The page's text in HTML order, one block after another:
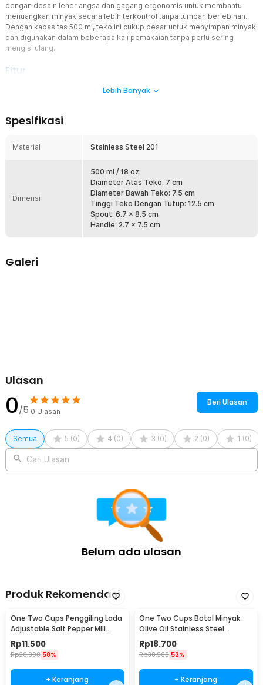
dengan desain leher angsa dan gagang ergonomis untuk membantu
menuangkan minyak secara lebih terkontrol tanpa tumpah berlebihan.
Dengan kapasitas 500 ml, teko ini cukup besar untuk menyimpan minyak
dan digunakan dalam beberapa kali pemakaian tanpa perlu sering
mengisi ulang.
Fitur
Tuang Minyak dengan Baik
Gagangnya dapat mendistribusikan beban secara merata,
secara terarah. Anda pun bisa mengatur banyaknya minyak yang
Kapasitas Lebih Banyak
Tidak perlu lagi berulang kali mengisi ulang minyak ke dalam teko.
Teko ini hadir dengan varian kapasitas yang cukup besar. Anda bisa
menyimpan banyak minyak di dalamnya untuk berulang kali proses
pada umumnya, Anda dapat menggunakan teko ini untuk menyeduh
Rincian yang Anda dapatkan untuk pembelian produk ini:
1 x TaffHOME Teko Wadah Minyak Stainless Steel 201 Heat
Resistant - SSO14
Lebih Banyak
Spesifikasi
Material Stainless Steel 201
Dimensi
500 ml / 18 oz:
Diameter Atas Teko: 7 cm
Diameter Bawah Teko: 7.5 cm
Tinggi Teko Dengan Tutup: 12.5 cm
Spout: 6.7 x 8.5 cm
Handle: 2.7 x 7.5 cm
Galeri
Ulasan
0/5 0 Ulasan
Beri Ulasan
Semua 5 (0) 4 (0) 3 (0) 2 (0) 1 (0)
Cari Ulasan
Belum ada ulasan
Produk Rekomendasi
One Two Cups Penggiling Lada
Adjustable Salt Pepper Mill
Grinder 160ml - M15996
Rp11.500
Rp26.900 58%
+ Keranjang
One Two Cups Botol Minyak
Olive Oil Stainless Steel
Platted 500ml - OT50
Rp18.700
Rp38.900 52%
+ Keranjang